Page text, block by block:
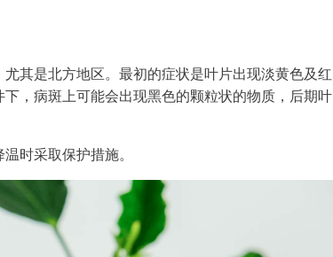
其是北方地区。最初的症状是叶片出现淡黄色及红
，病斑上可能会出现黑色的颗粒状的物质，后期叶
时采取保护措施。